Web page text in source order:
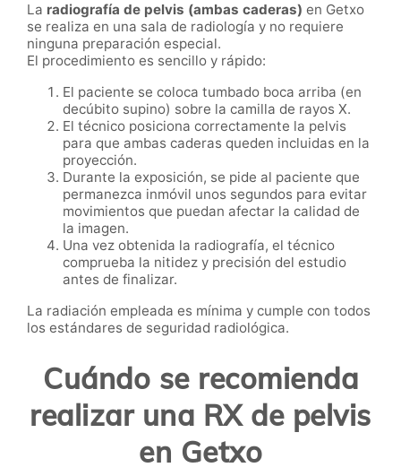
La radiografía de pelvis (ambas caderas) en Getxo
se realiza en una sala de radiología y no requiere
ninguna preparación especial.
El procedimiento es sencillo y rápido:
El paciente se coloca tumbado boca arriba (en
decúbito supino) sobre la camilla de rayos X.
El técnico posiciona correctamente la pelvis
para que ambas caderas queden incluidas en la
proyección.
Durante la exposición, se pide al paciente que
permanezca inmóvil unos segundos para evitar
movimientos que puedan afectar la calidad de
la imagen.
Una vez obtenida la radiografía, el técnico
comprueba la nitidez y precisión del estudio
antes de finalizar.
La radiación empleada es mínima y cumple con todos
los estándares de seguridad radiológica.
Cuándo se recomienda
realizar una RX de pelvis
en Getxo